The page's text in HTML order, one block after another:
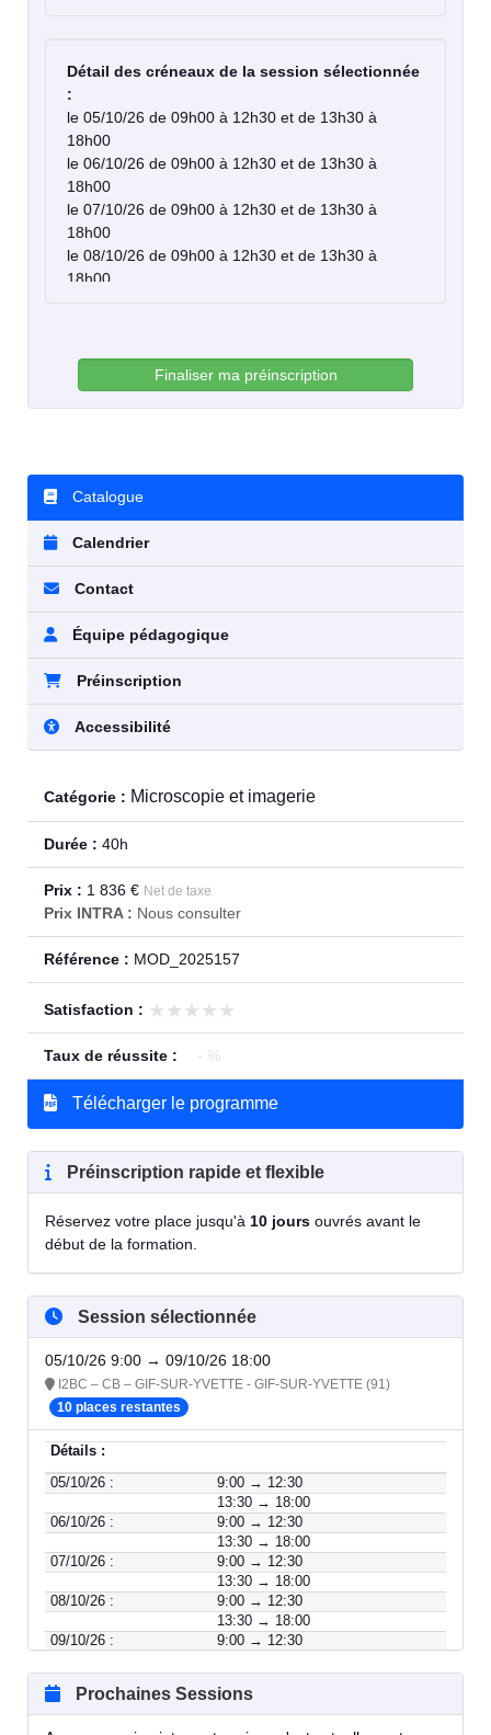
SALLES Audrey
BESSE Laetitia
TEMAGOULT Mébarek
ERARD Marie
ROUGER Vincent
Détail des créneaux de la session sélectionnée
:
le 05/10/26 de 09h00 à 12h30 et de 13h30 à
18h00
le 06/10/26 de 09h00 à 12h30 et de 13h30 à
18h00
le 07/10/26 de 09h00 à 12h30 et de 13h30 à
18h00
le 08/10/26 de 09h00 à 12h30 et de 13h30 à
18h00
Finaliser ma préinscription
Catalogue
Calendrier
Contact
Équipe pédagogique
Préinscription
Accessibilité
Catégorie : Microscopie et imagerie
Durée : 40h
Prix : 1 836 € Net de taxe
Prix INTRA : Nous consulter
Référence : MOD_2025157
Satisfaction : ★★★★★
★★★★★
Taux de réussite : - %
Télécharger le programme
Préinscription rapide et flexible
Réservez votre place jusqu'à 10 jours ouvrés avant le
début de la formation.
Session sélectionnée
05/10/26 9:00 → 09/10/26 18:00
I2BC – CB – GIF-SUR-YVETTE - GIF-SUR-YVETTE (91)
10 places restantes
Détails :
05/10/26 :
9:00 → 12:30
13:30 → 18:00
06/10/26 :
9:00 → 12:30
13:30 → 18:00
07/10/26 :
9:00 → 12:30
13:30 → 18:00
08/10/26 :
9:00 → 12:30
13:30 → 18:00
09/10/26 :
9:00 → 12:30
Prochaines Sessions